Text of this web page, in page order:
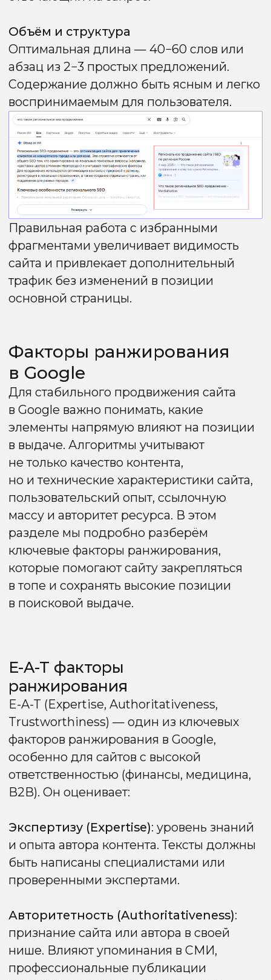
и поведенческие
факторы
Google всё сильнее учитывает
поведенческие сигналы при
ранжировании сайтов. Они показывают,
насколько контент полезен и удобен для
пользователей.
Время на сайте:чем дольше
пользователь остаётся на странице, тем
выше вероятность, что контент ценен.
Показатель отказов (bounce rate):
высокий процент отказов сигнализирует
о низкой релевантности или неудобстве.
Количество просмотренных страниц:
вовлечённые пользователи чаще
переходят по другим страницам сайта.
Навигация и структура:логично
Взаимодействие с элементами:
по кнопкам, видео, формам обратной
связи — это также положительные
сигналы для Google.
Хороший пользовательский опыт
помогает не только удерживать
посетителей, но и повышает позиции
в выдаче за счёт положительных
поведенческих факторов.
Скорость загрузки сайта
Скорость загрузки страниц — один
из ключевых факторов ранжирования
в Google. Быстро загружающийся сайт
улучшает пользовательский опыт
и напрямую влияет на позиции
в поисковой выдаче.
потери качества и современные форматы
(WebP, AVIF).
Минификация кода:уменьшите CSS,
JS и HTML, чтобы ускорить обработку
страницы.
Кэширование и CDN:хранение
ресурсов ближе к пользователю снижает
время загрузки.
и замедляет загрузку.
Мониторинг и тестирование:
регулярно проверяйте скорость через
PageSpeed Insights или другие
Быстрый сайт не только удерживает
пользователей, но и получает
преимущество в ранжировании
по сравнению с медленными